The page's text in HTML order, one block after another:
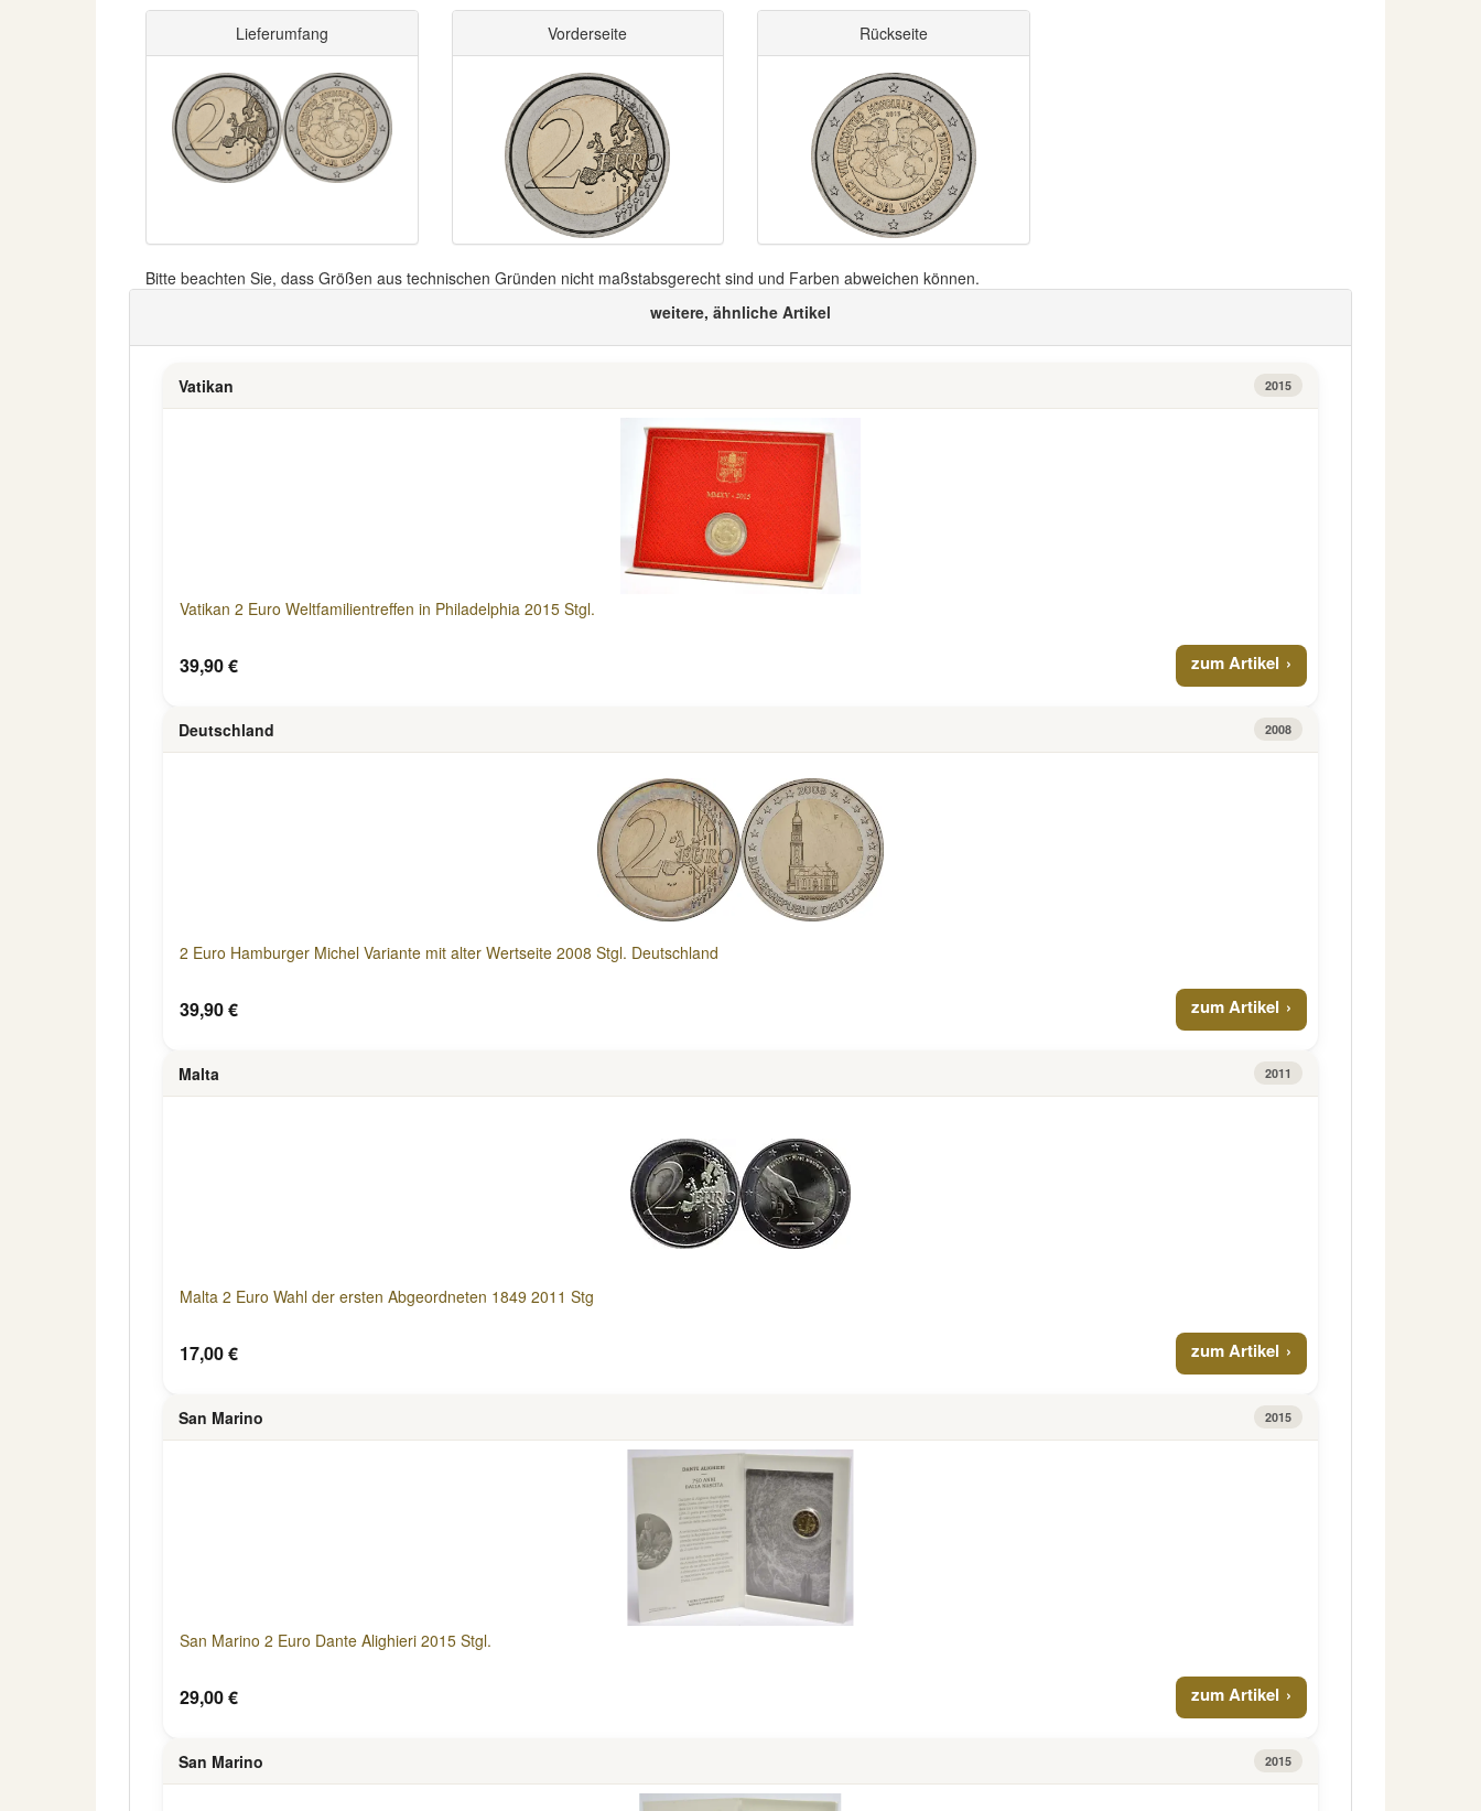
Lieferumfang Vorderseite Rückseite
Bitte beachten Sie, dass Größen aus technischen Gründen nicht maßstabsgerecht sind und Farben abweichen können.
weitere, ähnliche Artikel
Vatikan 2015
Vatikan 2 Euro Weltfamilientreffen in Philadelphia 2015 Stgl.
39,90 € zum Artikel
Deutschland 2008
2 Euro Hamburger Michel Variante mit alter Wertseite 2008 Stgl. Deutschland
39,90 € zum Artikel
Malta 2011
Malta 2 Euro Wahl der ersten Abgeordneten 1849 2011 Stg
17,00 € zum Artikel
San Marino 2015
San Marino 2 Euro Dante Alighieri 2015 Stgl.
29,00 € zum Artikel
San Marino 2015